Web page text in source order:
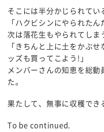
そこには半分かじられてい
「ハクビシンにやられた
次は落花生もやられてしま
「きちんと上に土をかぶ
ッズも買ってこよう!」
メンバーさんの知恵を総
た。
果たして、無事に収穫でき
To be continued.